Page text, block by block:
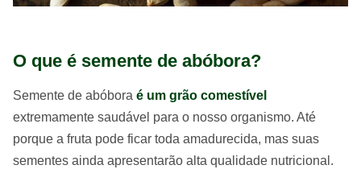
O que é semente de abóbora?
Semente de abóbora é um grão comestível
extremamente saudável para o nosso organismo. Até
porque a fruta pode ficar toda amadurecida, mas suas
sementes ainda apresentarão alta qualidade nutricional.